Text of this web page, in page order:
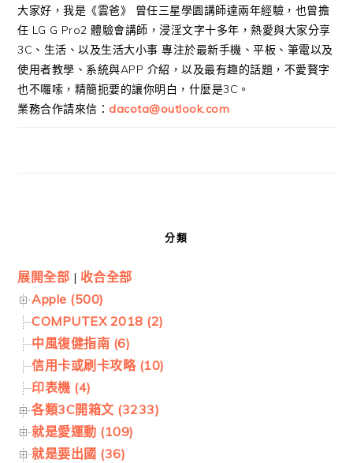
大家好，我是《雲爸》 曾任三星學園講師達兩年經驗，也曾擔
任 LG G Pro2 體驗會講師，浸淫文字十多年，熱愛與大家分享
3C、生活、以及生活大小事 專注於最新手機、平板、筆電以及
使用者教學、系統與APP 介紹，以及最有趣的話題，不愛贅字
也不囉嗦，精簡扼要的讓你明白，什麼是3C。
業務合作請來信： dacota@outlook.com
分類
展開全部 | 收合全部
Apple (500)
COMPUTEX 2018 (2)
中風復健指南 (6)
信用卡或刷卡攻略 (10)
印表機 (4)
各類3C開箱文 (3233)
就是愛運動 (109)
就是要出國 (36)